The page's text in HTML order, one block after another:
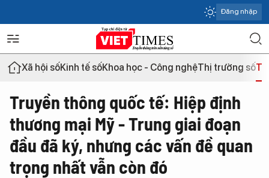
Đăng nhập
Xã hội sốKinh tế sốKhoa học - Công nghệThị trường số
Truyền thông quốc tế: Hiệp định
thương mại Mỹ - Trung giai đoạn
đầu đã ký, nhưng các vấn đề quan
trọng nhất vẫn còn đó